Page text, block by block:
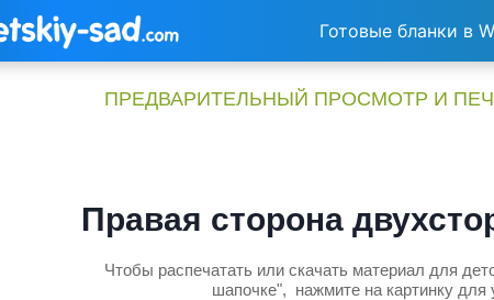
Готовые бланки в
ПРЕДВАРИТЕЛЬНЫЙ ПРОСМОТР И
Правая сторона
Чтобы распечатать или скачать материал для
шапочке", нажмите на картинку для